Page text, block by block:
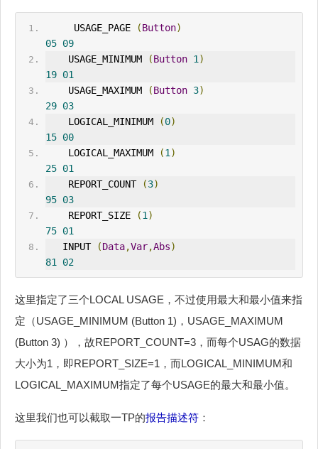
USAGE_PAGE (Button)
05 09
    USAGE_M
INIMUM (Button 1 )
19 01
    USAGE_MAXIMUM
(Button 3)
29 03
    LOGICAL_MINIMUM
(0)
15 00
    LOGICAL_MAXIMUM
(1 )
25 01
    REPORT_COUNT
(3)
95 03
    REPORT_SIZE
(1 )
75 01
   INPUT
(Data,Var,Abs)
81
02
这里指定了三个LOCAL USAGE，不过使用最大和最小值来指
定（USAGE_MINIMUM (Button 1)，USAGE_MAXIMUM
(Button 3) ），故REPORT_COUNT=3，而每个USAG的数据
大小为1，即REPORT_SIZE=1，而LOGICAL_MINIMUM和
LOGICAL_MAXIMUM指定了每个USAGE的最大和最小值。
这里我们也可以截取一TP的报告描述符 ：